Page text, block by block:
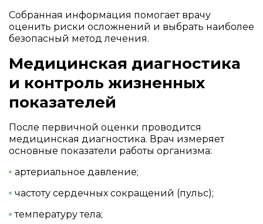
Собранная информация помогает врачу
оценить риски осложнений и выбрать наиболее
безопасный метод лечения.
Медицинская диагностика
и контроль жизненных
показателей
После первичной оценки проводится
медицинская диагностика. Врач измеряет
основные показатели работы организма:
артериальное давление;
частоту сердечных сокращений (пульс);
температуру тела;